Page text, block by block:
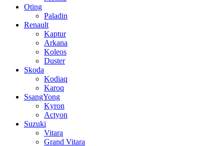
Oting
Paladin
Renault
Kaptur
Arkana
Koleos
Duster
Skoda
Kodiaq
Karoq
SsangYong
Kyron
Actyon
Suzuki
Vitara
Grand Vitara